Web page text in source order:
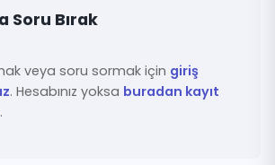
Soru Bırak
veya soru sormak için giriş
. Hesabınız yoksa buradan kayıt
.